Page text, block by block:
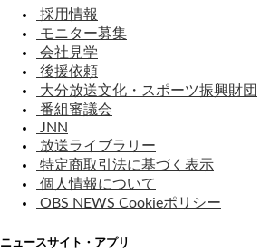
採用情報
モニター募集
会社見学
後援依頼
大分放送文化・スポーツ振興財団
番組審議会
JNN
放送ライブラリー
特定商取引法に基づく表示
個人情報について
OBS NEWS Cookieポリシー
ニュースサイト・アプリ